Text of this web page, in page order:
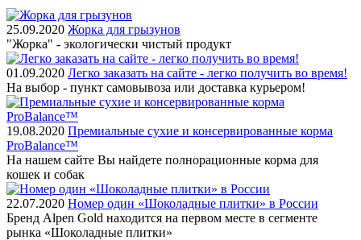
25.09.2020 Жорка для грызунов
"Жорка" - экологически чистый продукт
01.09.2020 Легко заказать на сайте - легко получить во время!
На выбор - пункт самовывоза или доставка курьером!
19.08.2020 Премиальные сухие и консервированные корма
ProBalance™
На нашем сайте Вы найдете полнорационные корма для
кошек и собак
22.07.2020 Номер один «Шоколадные плитки» в России
Бренд Alpen Gold находится на первом месте в сегменте
рынка «Шоколадные плитки»